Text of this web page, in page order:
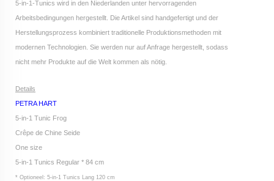
5-in-1-Tunics wird in den Niederlanden unter hervorragenden
Arbeitsbedingungen hergestellt. Die Artikel sind handgefertigt und der
Herstellungsprozess kombiniert traditionelle Produktionsmethoden mit
modernen Technologien. Sie werden nur auf Anfrage hergestellt, sodass
nicht mehr Produkte auf die Welt kommen als nötig.
Details
PETRA HART
5-in-1 Tunic Frog
Crêpe de Chine Seide
One size
5-in-1 Tunics Regular * 84 cm
* Optioneel: 5-in-1 Tunics Lang 120 cm